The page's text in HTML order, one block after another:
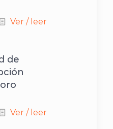
Ver / leer
de
Ver / leer